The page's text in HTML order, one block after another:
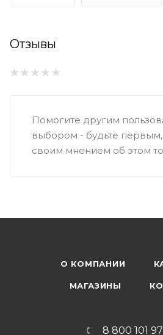
Отзывы
Помогите другим
выбором - будьте первым,
своим мнением об этом
О КОМПАНИИ
МАГАЗИНЫ
8 800 101